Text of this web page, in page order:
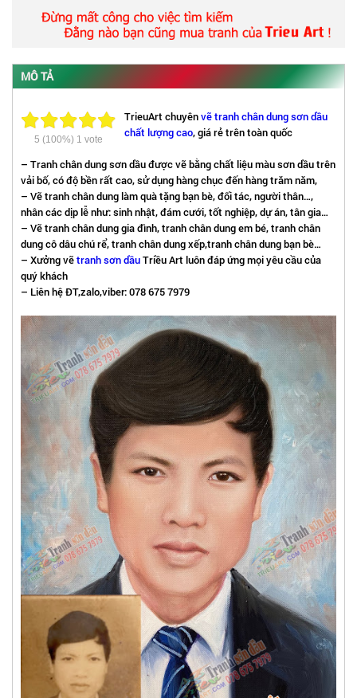
MÔ TẢ
5 (100%) 1 vote
TrieuArt chuyênvẽ tranh chân dung sơn dầu
chất lượng cao, giá rẻ trên toàn quốc
– Tranh chân dung sơn dầu được vẽ bằng chất liệu màu sơn dầu trên
vải bố, có độ bền rất cao, sử dụng hàng chục đến hàng trăm năm,
– Vẽ tranh chân dung làm quà tặng bạn bè, đối tác, người thân…,
nhân các dịp lễ như: sinh nhật, đám cưới, tốt nghiệp, dự án, tân gia…
– Vẽ tranh chân dung gia đình, tranh chân dung em bé, tranh chân
dung cô dâu chú rể, tranh chân dung xếp,tranh chân dung bạn bè…
– Xưởng vẽtranh sơn dầuTriều Art luôn đáp ứng mọi yêu cầu của
quý khách
– Liên hệ ĐT,zalo,viber: 078 675 7979